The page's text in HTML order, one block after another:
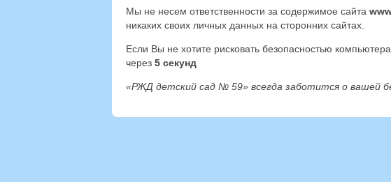
Мы не несем ответственности за содержимое сайта
никаких своих личных данных на сторонних сайтах.
Если Вы не хотите рисковать безопасностью
через 4 секунд
«РЖД детский сад № 59» всегда заботится о вашей